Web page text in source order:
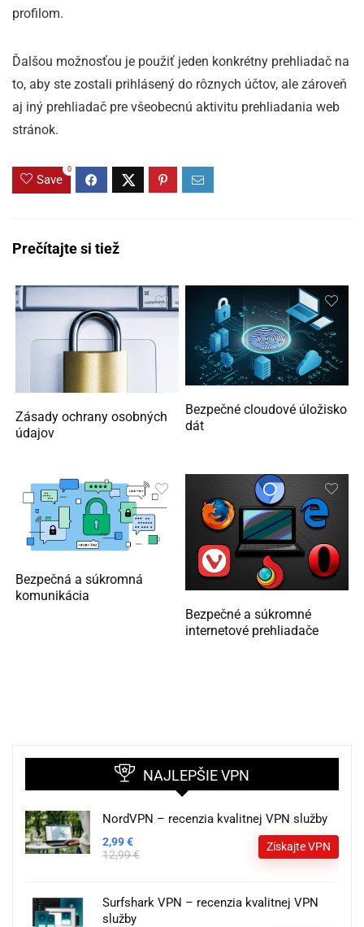
profilom.
Ďalšou možnosťou je použiť jeden konkrétny prehliadač na
to, aby ste zostali prihlásený do rôznych účtov, ale zároveň
aj iný prehliadač pre všeobecnú aktivitu prehliadania web
stránok.
Save
0
Prečítajte si tiež
Zásady ochrany osobných
údajov
Bezpečné cloudové úložisko
dát
Bezpečná a súkromná
komunikácia
Bezpečné a súkromné
internetové prehliadače
NAJLEPŠIE VPN
NordVPN – recenzia kvalitnej VPN služby
2,99 €
12,99 €
Získajte VPN
Surfshark VPN – recenzia kvalitnej VPN
služby